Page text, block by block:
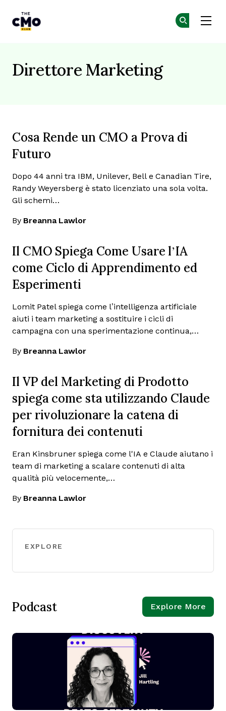
Direttore Marketing
Cosa Rende un CMO a Prova di
Futuro
Dopo 44 anni tra IBM, Unilever, Bell e Canadian Tire,
Randy Weyersberg è stato licenziato una sola volta.
Gli schemi…
By Breanna Lawlor
Il CMO Spiega Come Usare l’IA
come Ciclo di Apprendimento ed
Esperimenti
Lomit Patel spiega come l’intelligenza artificiale
aiuti i team marketing a sostituire i cicli di
campagna con una sperimentazione continua,…
By Breanna Lawlor
Il VP del Marketing di Prodotto
spiega come sta utilizzando Claude
per rivoluzionare la catena di
fornitura dei contenuti
Eran Kinsbruner spiega come l'IA e Claude aiutano i
team di marketing a scalare contenuti di alta
qualità più velocemente,…
By Breanna Lawlor
EXPLORE
Podcast Explore More